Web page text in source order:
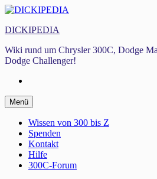
Zum
springen
DICKIPEDIA
Wiki rund um Chrysler 300C, Dodge
Dodge Challenger!
Menü Zum
Inhalt
springen
Wissen von 300 bis Z
Spenden
Kontakt
Hilfe
300C-Forum